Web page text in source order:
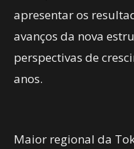
apresentar os
avanços da nova
perspectivas de
anos.
Maior regional da